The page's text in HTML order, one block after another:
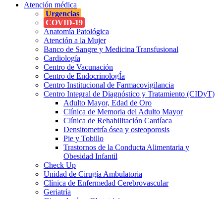
Atención médica
Urgencias
COVID-19
Anatomía Patológica
Atención a la Mujer
Banco de Sangre y Medicina Transfusional
Cardiología
Centro de Vacunación
Centro de EndocrinologÍa
Centro Institucional de Farmacovigilancia
Centro Integral de Diagnóstico y Tratamiento (CIDyT)
Adulto Mayor, Edad de Oro
Clínica de Memoria del Adulto Mayor
Clínica de Rehabilitación Cardíaca
Densitometría ósea y osteoporosis
Pie y Tobillo
Trastornos de la Conducta Alimentaria y
Obesidad Infantil
Check Up
Unidad de Cirugía Ambulatoria
Clínica de Enfermedad Cerebrovascular
Geriatría